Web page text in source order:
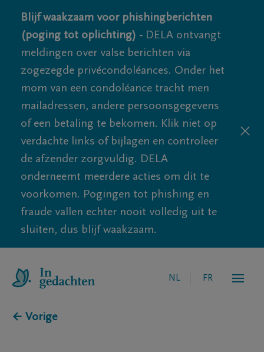
Blijf waakzaam voor phishingberichten
(poging tot oplichting) - DELA ontvangt
meldingen over valse berichten via
zogezegde privécondoléances. Onder het
mom van een condoléance tracht men
mailadressen, andere persoonsgegevens
of een betaling te bekomen. Klik niet op
verdachte links of bijlagen en controleer
de afzender zorgvuldig. DELA
onderneemt meerdere acties om dit te
voorkomen. Pogingen tot phishing en
fraude vallen echter nooit volledig uit te
sluiten, dus blijf waakzaam.
NL FR
← Vorige